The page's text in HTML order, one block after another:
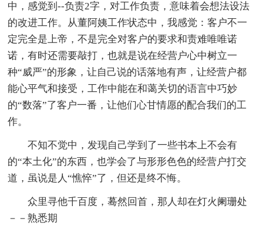
中，感觉到--负责2字，对工作负责，意味着会想法设法
的改进工作。从董阿姨工作状态中，我感觉：客户不一
定完全是上帝，不是完全对客户的要求和责难唯唯诺
诺，有时还需要敲打，也就是说在经营户心中树立一
种“威严”的形象，让自己说的话落地有声，让经营户都
能心平气和接受，工作中能在和蔼关切的语言中巧妙
的“数落”了客户一番，让他们心甘情愿的配合我们的工
作。
不知不觉中，发现自己学到了一些书本上不会有
的“本土化”的东西，也学会了与形形色色的经营户打交
道，虽说是人“憔悴”了，但还是终不悔。
众里寻他千百度，蓦然回首，那人却在灯火阑珊处
－－熟悉期